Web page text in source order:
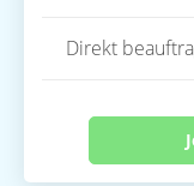
Direkt